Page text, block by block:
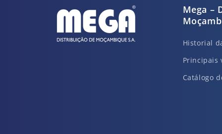
Mega –
Historial
Principais
Catálogo